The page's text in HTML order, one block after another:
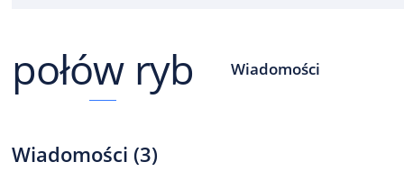
połów ryb Wiadomości
Wiadomości (3)